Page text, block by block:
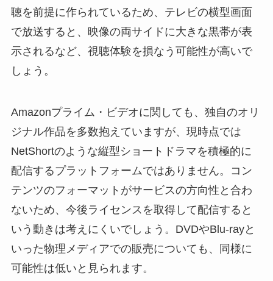
聴を前提に作られているため、テレビの横型画面
で放送すると、映像の両サイドに大きな黒帯が表
示されるなど、視聴体験を損なう可能性が高いで
しょう。
Amazonプライム・ビデオに関しても、独自のオリ
ジナル作品を多数抱えていますが、現時点では
NetShortのような縦型ショートドラマを積極的に
配信するプラットフォームではありません。コン
テンツのフォーマットがサービスの方向性と合わ
ないため、今後ライセンスを取得して配信すると
いう動きは考えにくいでしょう。DVDやBlu-rayと
いった物理メディアでの販売についても、同様に
可能性は低いと見られます。